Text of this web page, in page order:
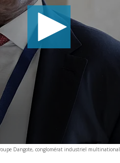
Dangote, conglomérat industriel